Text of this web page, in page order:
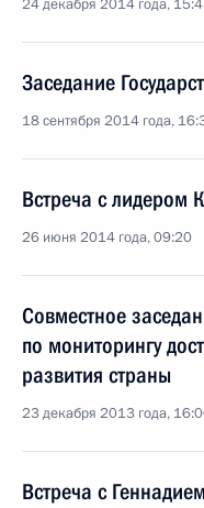
24 декабря 2014 года,
Заседание
18 сентября 2014 года,
Встреча с лидером
26 июня 2014 года, 09:20
Совместное
по мониторингу
развития страны
23 декабря 2013 года,
Встреча с